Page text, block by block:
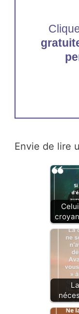
Envie de lire